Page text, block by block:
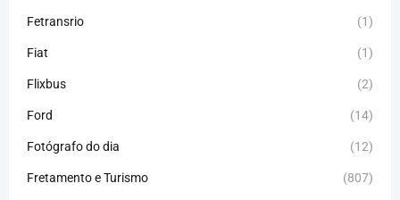
Fetransrio (1)
Fiat (1)
Flixbus (2)
Ford (14)
Fotógrafo do dia (12)
Fretamento e Turismo (807)